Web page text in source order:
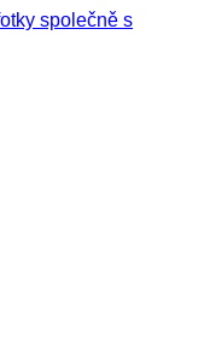
společně s